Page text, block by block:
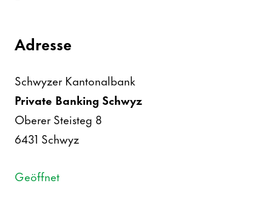
Adresse
Schwyzer Kanto­nal­bank
Private Banking Schwyz
Oberer Steisteg 8
6431 Schwyz
Geöffnet